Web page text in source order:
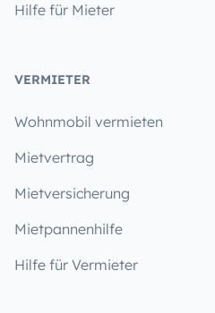
Hilfe für Mieter
VERMIETER
Wohnmobil vermieten
Mietvertrag
Mietversicherung
Mietpannenhilfe
Hilfe für Vermieter